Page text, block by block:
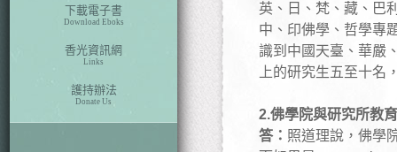
下載電子書
Download Eboks
香光資訊網
Links
護持辦法
Donate Us
英、日、梵、藏、巴
中、印佛學、哲學專
識到中國天臺、華嚴
上的研究生五至十
2.佛學院與研究所教
答： 照道理說，佛學